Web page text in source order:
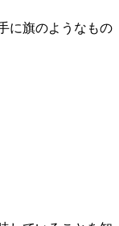
に旗のようなもの